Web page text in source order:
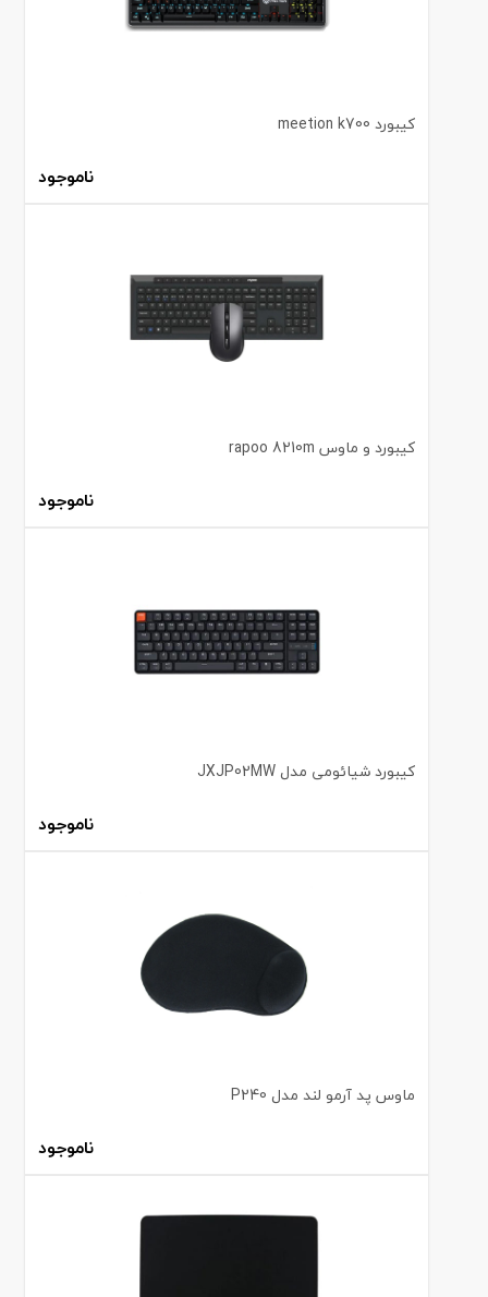
کیبورد meetion k700
ناموجود
کیبورد و ماوس rapoo 8210m
ناموجود
کیبورد شیائومی مدل JXJP02MW
ناموجود
ماوس پد آرمو لند مدل P240
ناموجود